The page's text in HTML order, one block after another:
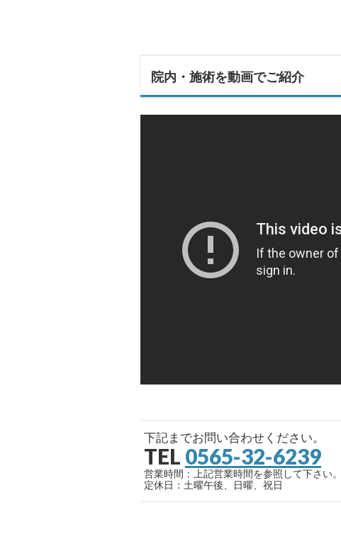
院内・施術を動画でご紹介
下記までお問い合わせください。
TEL 0565-32-6239
営業時間：上記営業時間を参照して下さい。
定休日：土曜午後、日曜、祝日